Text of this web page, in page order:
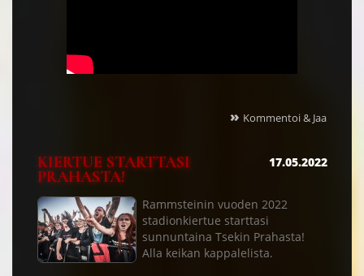
» Kommentoi & Jaa
KIERTUE STARTTASI
PRAHASTA!
17.05.2022
Rammsteinin vuoden 2022
stadionkiertue starttasi
sunnuntaina Tsekin Prahasta!
Alla keikan kappalelista.